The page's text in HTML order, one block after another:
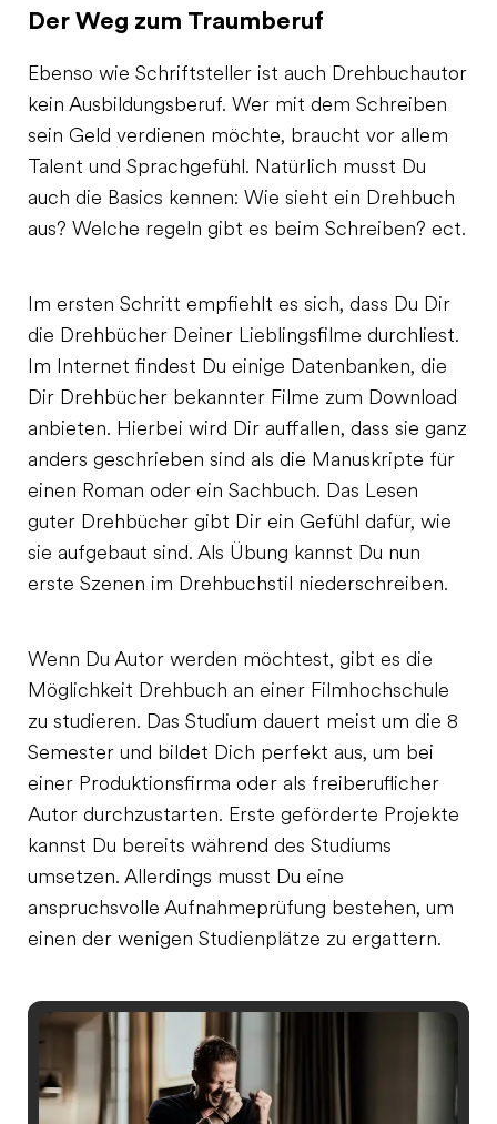
Der Weg zum Traumberuf
Ebenso wie Schriftsteller ist auch Drehbuchautor
kein Ausbildungsberuf. Wer mit dem Schreiben
sein Geld verdienen möchte, braucht vor allem
Talent und Sprachgefühl. Natürlich musst Du
auch die Basics kennen: Wie sieht ein Drehbuch
aus? Welche regeln gibt es beim Schreiben? ect.
Im ersten Schritt empfiehlt es sich, dass Du Dir
die Drehbücher Deiner Lieblingsfilme durchliest.
Im Internet findest Du einige Datenbanken, die
Dir Drehbücher bekannter Filme zum Download
anbieten. Hierbei wird Dir auffallen, dass sie ganz
anders geschrieben sind als die Manuskripte für
einen Roman oder ein Sachbuch. Das Lesen
guter Drehbücher gibt Dir ein Gefühl dafür, wie
sie aufgebaut sind. Als Übung kannst Du nun
erste Szenen im Drehbuchstil niederschreiben.
Wenn Du Autor werden möchtest, gibt es die
Möglichkeit Drehbuch an einer Filmhochschule
zu studieren. Das Studium dauert meist um die 8
Semester und bildet Dich perfekt aus, um bei
einer Produktionsfirma oder als freiberuflicher
Autor durchzustarten. Erste geförderte Projekte
kannst Du bereits während des Studiums
umsetzen. Allerdings musst Du eine
anspruchsvolle Aufnahmeprüfung bestehen, um
einen der wenigen Studienplätze zu ergattern.